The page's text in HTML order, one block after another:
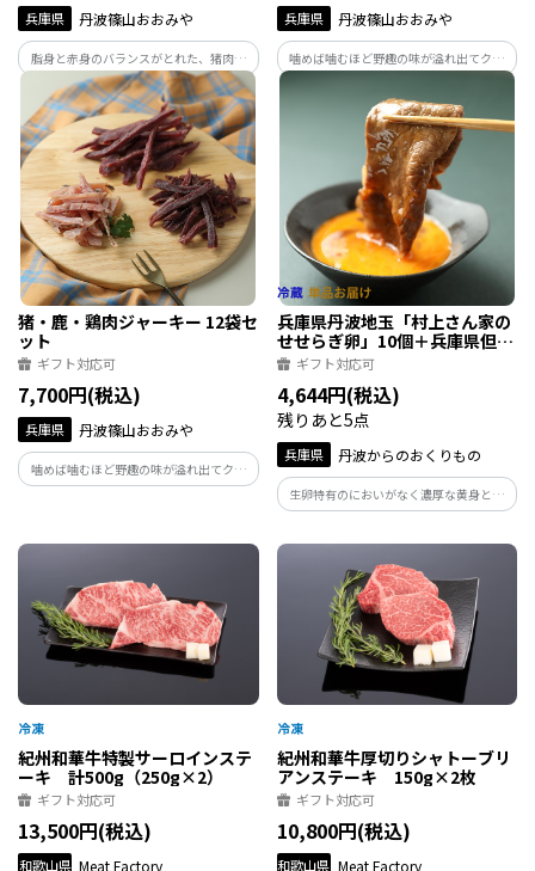
兵庫県 丹波篠山おおみや
脂身と赤身のバランスがとれた、猪肉本
来の美味しさをご堪能いただける特選セ
ットです。旬の味をそのままに、鍋だけで
はなく、焼きぼたんとしてお楽しみくだ
さい。
兵庫県 丹波篠山おおみや
噛めば噛むほど野趣の味が溢れ出てクセ
になる！老舗猪肉店「丹波篠山おゝみ
や」が手掛けるジャーキーセットです。国
産天然猪と日本鹿を使用した新感覚でヘ
ルシーなジャーキーを、お酒と共にお楽
しみ下さい。
猪・鹿・鶏肉ジャーキー 12袋セ
ット
ギフト対応可
7,700円(税込)
兵庫県 丹波篠山おおみや
噛めば噛むほど野趣の味が溢れ出てクセ
になる！老舗猪肉店「丹波篠山おゝみ
お酒と共に。
兵庫県丹波地玉「村上さん家の
せせらぎ卵」10個＋兵庫県但馬
産黒毛和牛雌牛「太田牛」200g
ギフト対応可
4,644円(税込)
残りあと5点
兵庫県 丹波からのおくりもの
生卵特有のにおいがなく濃厚な黄身とぷ
りっぷりの白身が特徴のせせらぎ卵と、7
を、相性抜群のすき焼きセットにしまし
た。
紀州和華牛特製サーロインステ
ーキ 計500g（250g×2）
ギフト対応可
13,500円(税込)
和歌山県 Meat Factory
紀州和華牛厚切りシャトーブリ
アンステーキ 150g×2枚
ギフト対応可
10,800円(税込)
和歌山県 Meat Factory